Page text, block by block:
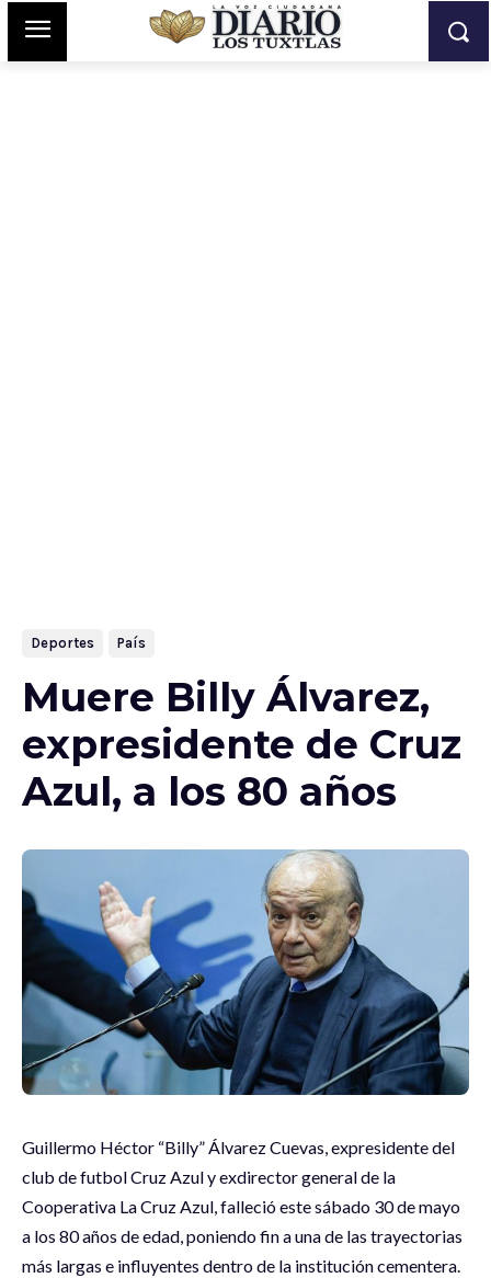
Deportes País
Muere Billy Álvarez,
expresidente de Cruz
Azul, a los 80 años
Guillermo Héctor “Billy” Álvarez Cuevas, expresidente del
club de futbol Cruz Azul y exdirector general de la
Cooperativa La Cruz Azul, falleció este sábado 30 de mayo
a los 80 años de edad, poniendo fin a una de las trayectorias
más largas e influyentes dentro de la institución cementera.